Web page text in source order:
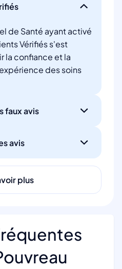
de Santé ayant activé
Vérifiés s'est
la confiance et la
des soins
faux avis
avis
plus